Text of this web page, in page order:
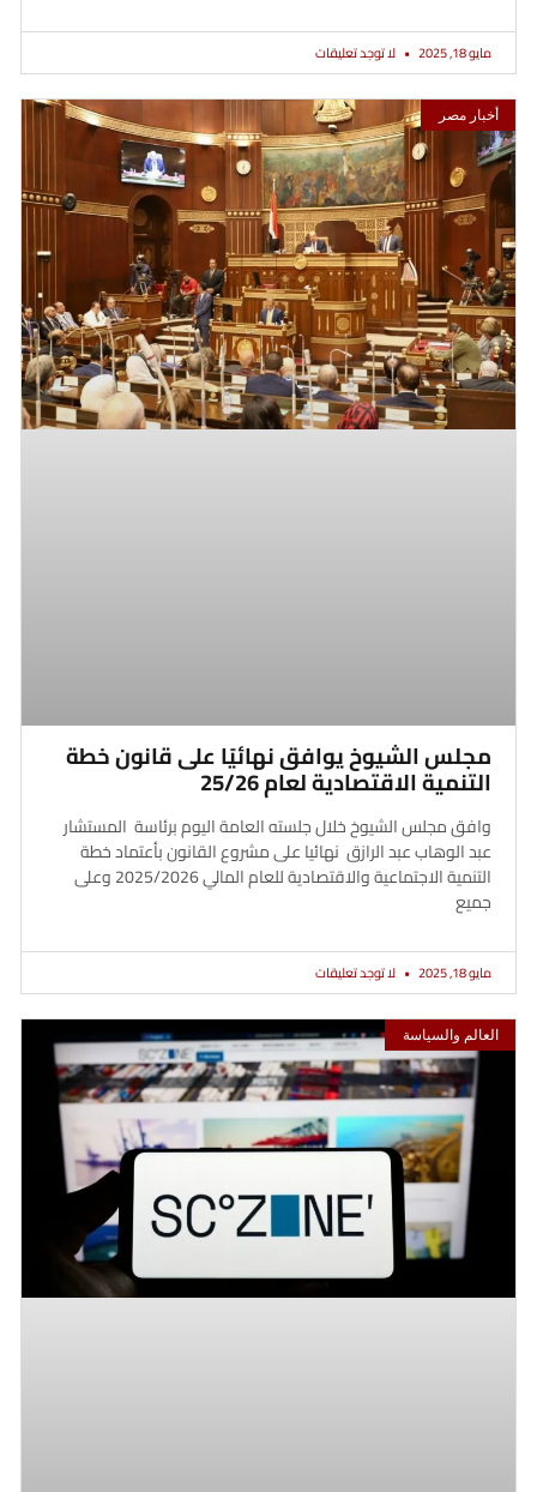
مايو 18, 2025 لا توجد تعليقات
أخبار مصر
مجلس الشيوخ يوافق نهائيًا على قانون خطة
التنمية الاقتصادية لعام 25/26
وافق مجلس الشيوخ خلال جلسته العامة اليوم برئاسة المستشار
عبد الوهاب عبد الرازق نهائيا على مشروع القانون بأعتماد خطة
التنمية الاجتماعية والاقتصادية للعام المالي 2025/2026 وعلى
جميع
مايو 18, 2025 لا توجد تعليقات
العالم والسياسة